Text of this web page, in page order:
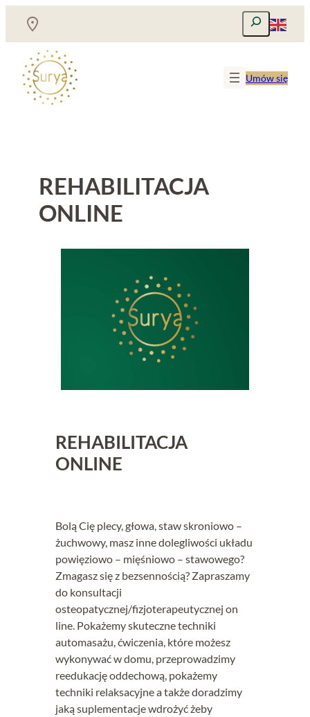
treści
Szukaj
Umów się
REHABILITACJA
ONLINE
REHABILITACJA
ONLINE
Bolą Cię plecy, głowa, staw skroniowo –
żuchwowy, masz inne dolegliwości układu
powięziowo – mięśniowo – stawowego?
Zmagasz się z bezsennością? Zapraszamy
do konsultacji
osteopatycznej/fizjoterapeutycznej on
line. Pokażemy skuteczne techniki
automasażu, ćwiczenia, które możesz
wykonywać w domu, przeprowadzimy
reedukację oddechową, pokażemy
techniki relaksacyjne a także doradzimy
jaką suplementacje wdrożyć żeby